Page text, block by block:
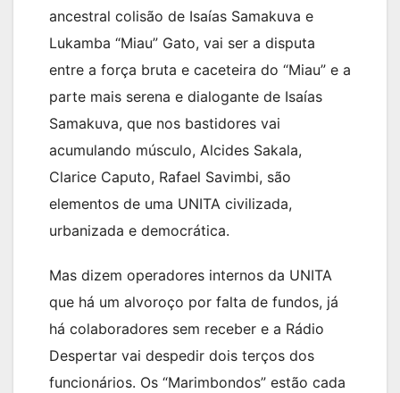
ancestral colisão de Isaías Samakuva e
Lukamba “Miau” Gato, vai ser a disputa
entre a força bruta e caceteira do “Miau” e a
parte mais serena e dialogante de Isaías
Samakuva, que nos bastidores vai
acumulando músculo, Alcides Sakala,
Clarice Caputo, Rafael Savimbi, são
elementos de uma UNITA civilizada,
urbanizada e democrática.
Mas dizem operadores internos da UNITA
que há um alvoroço por falta de fundos, já
há colaboradores sem receber e a Rádio
Despertar vai despedir dois terços dos
funcionários. Os “Marimbondos” estão cada